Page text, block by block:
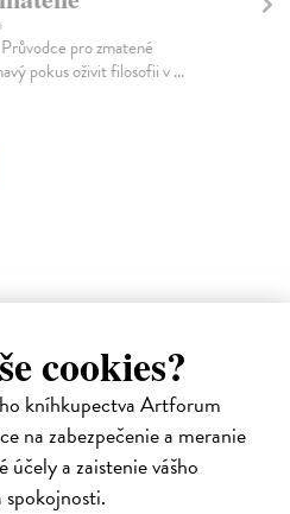
cookies?
kníhkupectva Artforum
na zabezpečenie a meranie
a zaistenie vášho
do problematiky
zkušenost osmi českých ...
psychológia